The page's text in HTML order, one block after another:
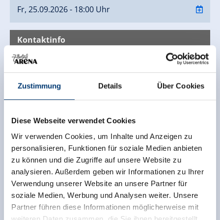
Zustimmung Details Über Cookies
Diese Webseite verwendet Cookies
Wir verwenden Cookies, um Inhalte und Anzeigen zu
personalisieren, Funktionen für soziale Medien anbieten
zu können und die Zugriffe auf unsere Website zu
analysieren. Außerdem geben wir Informationen zu Ihrer
Verwendung unserer Website an unsere Partner für
soziale Medien, Werbung und Analysen weiter. Unsere
Partner führen diese Informationen möglicherweise mit
Fr, 25.09.2026 - 18:00 Uhr
Kontaktinfo
Das Posthotel GmbH
Rohrerstraße 4
6280 Zell am Ziller
(0043) 5282 2236
www.zillerseasons.at/
Zurück zur Übersicht